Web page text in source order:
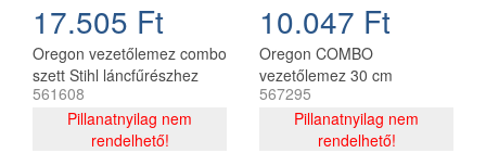
17.505 Ft
Oregon vezetőlemez combo
szett Stihl láncfűrészhez
325 - 1,6 mm 40 cm 67
szemes
561608
Pillanatnyilag nem
rendelhető!
10.047 Ft
Oregon COMBO
vezetőlemez 30 cm
120SDEA074 + 2 db
91P044E lánc 3/8P 1.3 mm
44 szemes
567295
Pillanatnyilag nem
rendelhető!